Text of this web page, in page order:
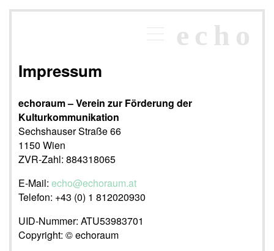
×
Programm
echo
Impressum
echoraum – Verein zur Förderung der
Kulturkommunikation
Sechshauser Straße 66
1150 Wien
ZVR-Zahl: 884318065
E-Mail: echo@echoraum.at
Telefon: +43 (0) 1 812020930
UID-Nummer: ATU53983701
Copyright: © echoraum